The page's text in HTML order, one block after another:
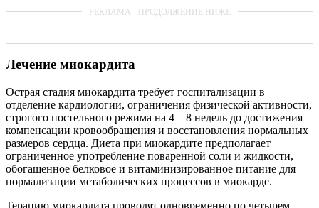
Лечение миокардита
Острая стадия миокардита требует госпитализации в
отделение кардиологии, ограничения физической активности,
строгого постельного режима на 4 – 8 недель до достижения
компенсации кровообращения и восстановления нормальных
размеров сердца. Диета при миокардите предполагает
ограниченное употребление поваренной соли и жидкости,
обогащенное белковое и витаминизированное питание для
нормализации метаболических процессов в миокарде.
Терапию миокардита проводят одновременно по четырем